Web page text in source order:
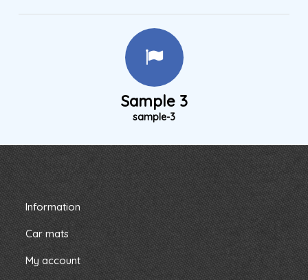
Sample 3
sample-3
Information
Car mats
My account